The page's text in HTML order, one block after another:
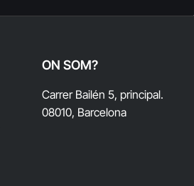
ON SOM?
Carrer Bailén 5, principal.
08010, Barcelona